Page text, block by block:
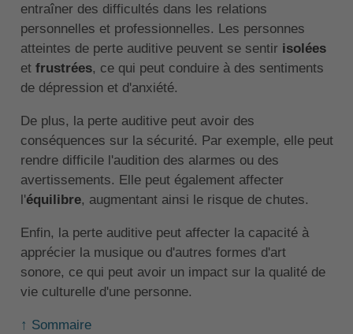
entraîner des difficultés dans les relations
personnelles et professionnelles. Les personnes
atteintes de perte auditive peuvent se sentirisolées
et frustrées, ce qui peut conduire à des sentiments
de dépression et d'anxiété.
De plus, la perte auditive peut avoir des
conséquences sur la sécurité. Par exemple, elle peut
rendre difficile l'audition des alarmes ou des
avertissements. Elle peut également affecter
l'équilibre, augmentant ainsi le risque de chutes.
Enfin, la perte auditive peut affecter la capacité à
apprécier la musique ou d'autres formes d'art
sonore, ce qui peut avoir un impact sur la qualité de
vie culturelle d'une personne.
↑ Sommaire